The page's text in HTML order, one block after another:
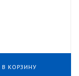
В КОРЗИНУ